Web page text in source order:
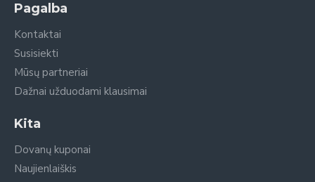
Pagalba
Kontaktai
Susisiekti
Mūsų partneriai
Dažnai užduodami klausimai
Kita
Dovanų kuponai
Naujienlaiškis